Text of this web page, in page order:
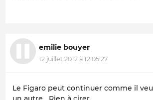
emilie bouyer
12 juillet 2012 à 12:05:27
Le Figaro peut continuer comme il